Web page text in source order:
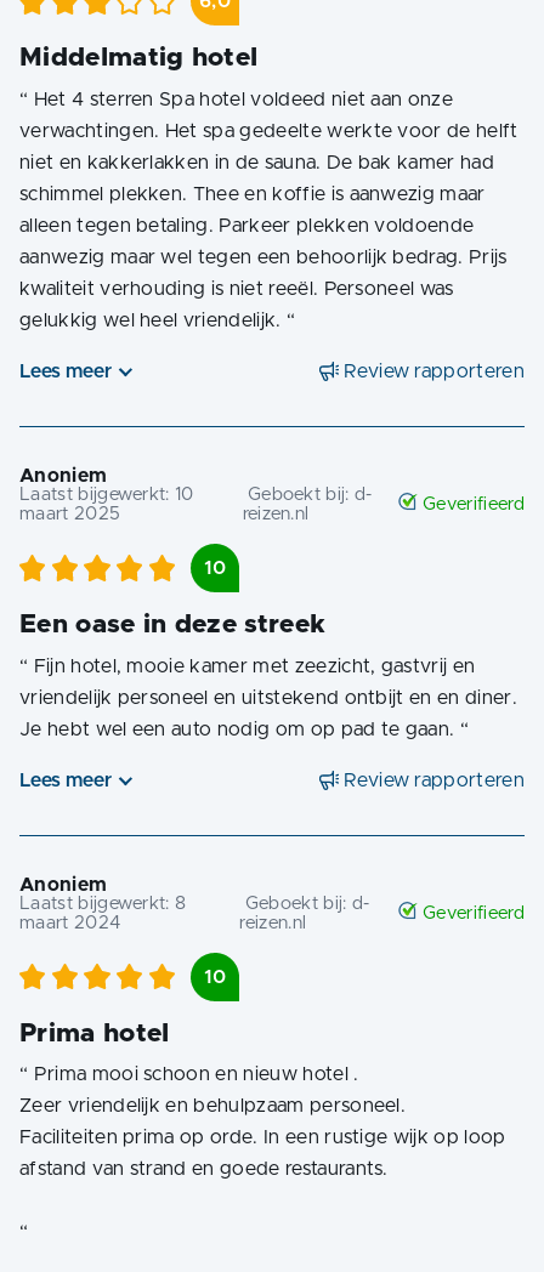
Middelmatig hotel
“ Het 4 sterren Spa hotel voldeed niet aan onze
verwachtingen. Het spa gedeelte werkte voor de helft
niet en kakkerlakken in de sauna. De bak kamer had
schimmel plekken. Thee en koffie is aanwezig maar
alleen tegen betaling. Parkeer plekken voldoende
aanwezig maar wel tegen een behoorlijk bedrag. Prijs
kwaliteit verhouding is niet reeël. Personeel was
gelukkig wel heel vriendelijk. “
Lees meer Review rapporteren
Anoniem
Laatst bijgewerkt: 10
maart 2025
Geboekt bij:d-
reizen.nl
Geverifieerd
10
Een oase in deze streek
“ Fijn hotel, mooie kamer met zeezicht, gastvrij en
vriendelijk personeel en uitstekend ontbijt en en diner.
Je hebt wel een auto nodig om op pad te gaan. “
Lees meer Review rapporteren
Anoniem
Laatst bijgewerkt: 8
maart 2024
Geboekt bij: d-
reizen.nl
Geverifieerd
10
Prima hotel
“ Prima mooi schoon en nieuw hotel .
Zeer vriendelijk en behulpzaam personeel.
Faciliteiten prima op orde. In een rustige wijk op loop
afstand van strand en goede restaurants.
“